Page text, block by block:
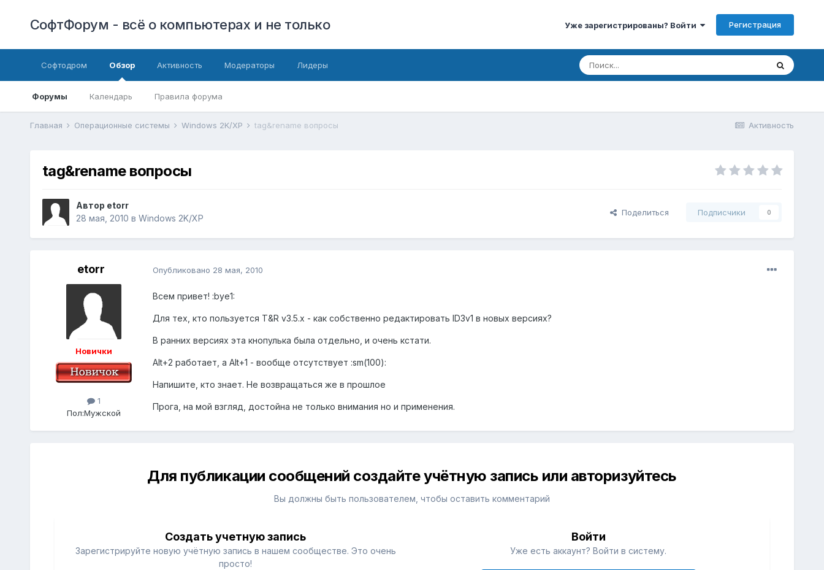
СофтФорум - всё о компьютерах и не только Уже зарегистрированы? Войти Регистрация
Софтодром Обзор
Форумы Календарь Правила форума
Активность Модераторы Лидеры
Активность
Главная Операционные системы Windows 2K/XP tag&rename вопросы
tag&rename вопросы
Автор etorr
28 мая, 2010 в Windows 2K/XP
Поделиться Подписчики 0
etorr
Новички
1
Пол:Мужской
Опубликовано 28 мая, 2010
Всем привет! :bye1:
Для тех, кто пользуется T&R v3.5.x - как собственно редактировать ID3v1 в новых версиях?
В ранних версиях эта кнопулька была отдельно, и очень кстати.
Alt+2 работает, а Alt+1 - вообще отсутствует :sm(100):
Напишите, кто знает. Не возвращаться же в прошлое
Прога, на мой взгляд, достойна не только внимания но и применения.
Для публикации сообщений создайте учётную запись или авторизуйтесь
Вы должны быть пользователем, чтобы оставить комментарий
Создать учетную запись
Зарегистрируйте новую учётную запись в нашем сообществе. Это очень
просто!
Войти
Уже есть аккаунт? Войти в систему.